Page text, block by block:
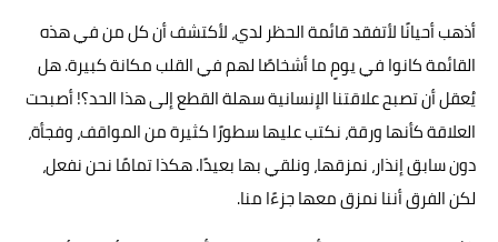
أذهب أحيانًا لأتفقد قائمة الحظر لدي، لأكتشف أن كل من في هذه
القائمة كانوا في يومٍ ما أشخاصًا لهم في القلب مكانة كبيرة. هل
يُعقل أن تصبح علاقتنا الإنسانية سهلة القطع إلى هذا الحد؟! أصبحت
العلاقة كأنها ورقة، نكتب عليها سطورًا كثيرة من المواقف، وفجأة،
دون سابق إنذار، نمزقها، ونلقي بها بعيدًا. هكذا تمامًا نحن نفعل،
لكن الفرق أننا نمزق معها جزءًا منا.